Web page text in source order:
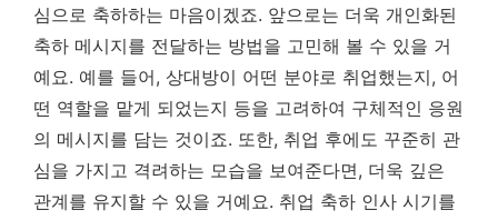
심으로 축하하는 마음이겠죠. 앞으로는 더욱 개인화된
축하 메시지를 전달하는 방법을 고민해 볼 수 있을 거
예요. 예를 들어, 상대방이 어떤 분야로 취업했는지, 어
떤 역할을 맡게 되었는지 등을 고려하여 구체적인 응원
의 메시지를 담는 것이죠. 또한, 취업 후에도 꾸준히 관
심을 가지고 격려하는 모습을 보여준다면, 더욱 깊은
관계를 유지할 수 있을 거예요. 취업 축하 인사 시기를